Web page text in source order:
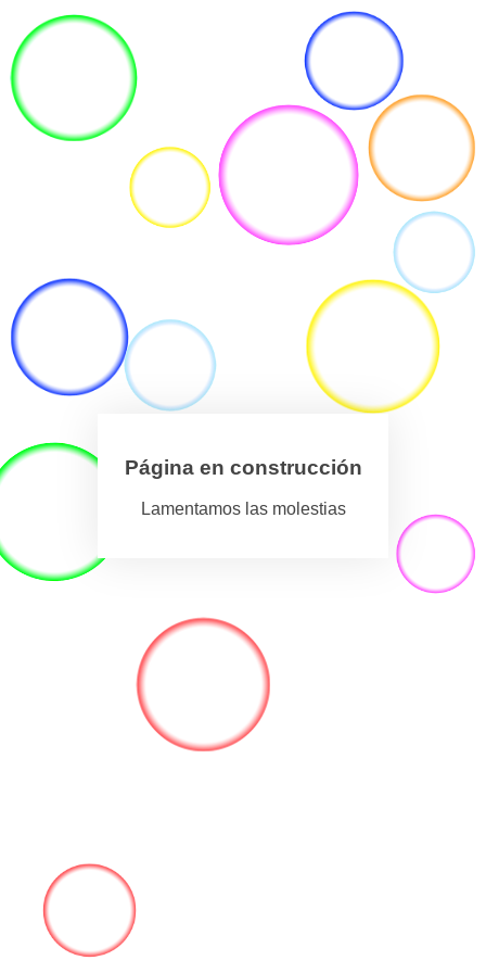
Página en construcción
Lamentamos las molestias